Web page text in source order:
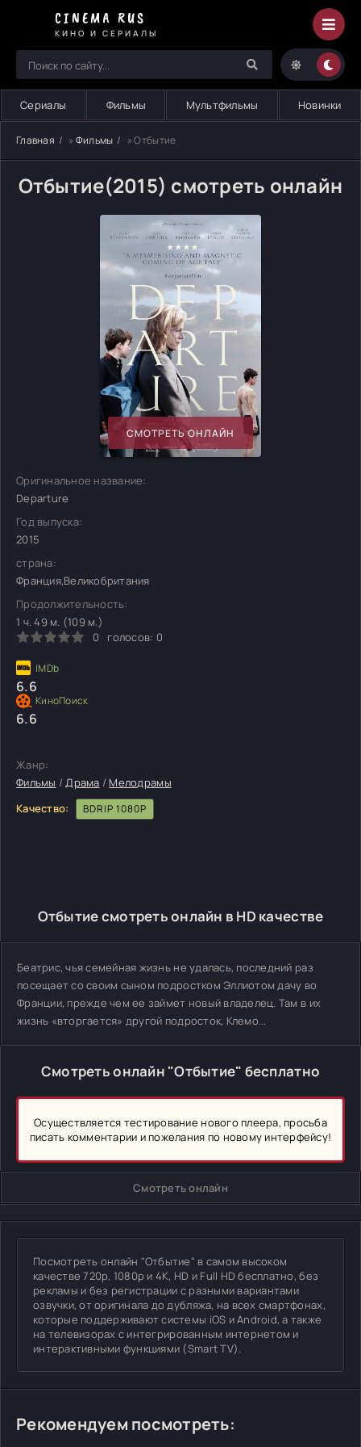
CINEMA RUS
КИНО И СЕРИАЛЫ
Сериалы Фильмы Мультфильмы Новинки
Главная » Фильмы » Отбытие
Отбытие(2015) смотреть онлайн
СМОТРЕТЬ ОНЛАЙН
Оригинальное название:
Departure
Год выпуска:
2015
страна:
Франция,Великобритания
Продолжительность:
1 ч. 49 м. (109 м.)
0
голосов: 0
6.6
6.6
Жанр:
Фильмы /Драма / Мелодрамы
Качество:
BDRIP 1080P
Отбытие смотреть онлайн в HD качестве
Беатрис, чья семейная жизнь не удалась, последний раз
посещает со своим сыном подростком Эллиотом дачу во
Франции, прежде чем ее займет новый владелец. Там в их
жизнь «вторгается» другой подросток, Клемо...
Смотреть онлайн "Отбытие" бесплатно
Осуществляется тестирование нового плеера, просьба
писать комментарии и пожелания по новому интерфейсу!
Смотреть онлайн
Посмотреть онлайн "Отбытие" в самом высоком
качестве 720p, 1080p и 4K, HD и Full HD бесплатно, без
рекламы и без регистрации с разными вариантами
озвучки, от оригинала до дубляжа, на всех смартфонах,
которые поддерживают системы iOS и Android, а также
на телевизорах с интегрированным интернетом и
интерактивными функциями (Smart TV).
Рекомендуем посмотреть: